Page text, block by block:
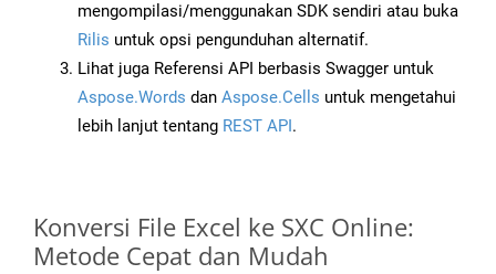
mengompilasi/menggunakan SDK sendiri atau buka
Rilis untuk opsi pengunduhan alternatif.
Lihat juga Referensi API berbasis Swagger untuk
Aspose.Words dan Aspose.Cells untuk mengetahui
lebih lanjut tentang REST API.
Konversi File Excel ke SXC Online:
Metode Cepat dan Mudah